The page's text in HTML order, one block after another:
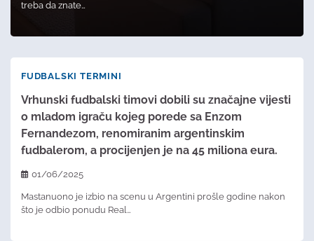
treba da znate…
FUDBALSKI TERMINI
Vrhunski fudbalski timovi dobili su značajne vijesti
o mladom igraču kojeg porede sa Enzom
Fernandezom, renomiranim argentinskim
fudbalerom, a procijenjen je na 45 miliona eura.
01/06/2025
Mastanuono je izbio na scenu u Argentini prošle godine nakon
što je odbio ponudu Real…